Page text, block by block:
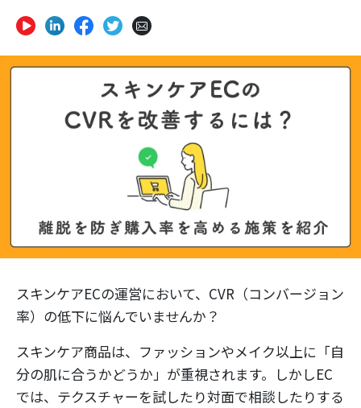
スキンケアECの運営において、CVR（コンバージョン
率）の低下に悩んでいませんか？
スキンケア商品は、ファッションやメイク以上に「自
分の肌に合うかどうか」が重視されます。しかしEC
では、テクスチャーを試したり対面で相談したりする